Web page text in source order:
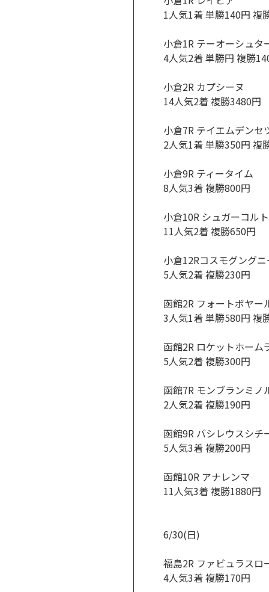
1人気1着 単勝140円 複
小倉1R テーオーシュタ
4人気2着 単勝円 複勝
小倉2R カプシーヌ
14人気2着 複勝3480円
小倉7R テイエムデンセ
2人気1着 単勝350円 複
小倉9R ティータイム
8人気3着 複勝800円
小倉10R シュガーコルト
11人気2着 複勝650円
小倉12Rコスモグング
5人気2着 複勝230円
函館2R フォートボヤー
3人気1着 単勝580円 複
函館2R ロケットホーム
5人気2着 複勝300円
函館7R モンブランミノ
2人気2着 複勝190円
函館9R バシレウスシチ
5人気3着 複勝200円
函館10R アナレンマ
11人気3着 複勝1880円
6/30(日)
福島2R ファビュラスロ
4人気3着 複勝170円